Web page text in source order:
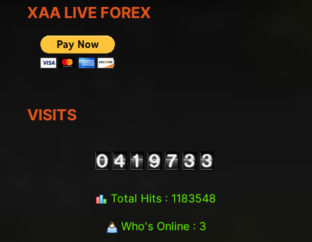
XAA LIVE FOREX
VISITS
Total Hits : 1183548
Who's Online : 3